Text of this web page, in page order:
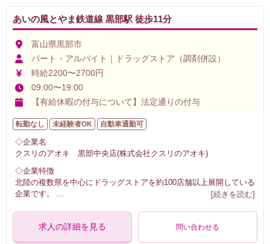
あいの風とやま鉄道線 黒部駅 徒歩11分
富山県黒部市
パート・アルバイト｜ドラッグストア（調剤併設）
時給2200〜2700円
09:00〜19:00
【有給休暇の付与について】法定通りの付与
転勤なし 未経験者OK 自動車通勤可
◇企業名
クスリのアオキ 黒部中央店(株式会社クスリのアオキ)
◇企業特徴
北陸の複数県を中心にドラッグストアを約100店舗以上展開している
企業です。 ... [続きを読む]
求人の詳細を見る 問い合わせる